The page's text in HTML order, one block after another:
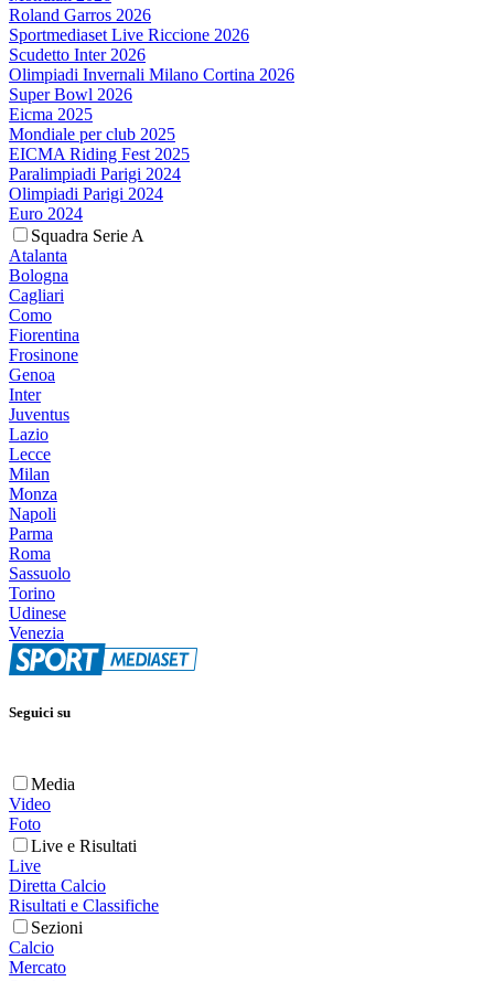
Roland Garros 2026
Sportmediaset Live Riccione 2026
Scudetto Inter 2026
Olimpiadi Invernali Milano Cortina 2026
Super Bowl 2026
Eicma 2025
Mondiale per club 2025
EICMA Riding Fest 2025
Paralimpiadi Parigi 2024
Olimpiadi Parigi 2024
Euro 2024
Squadra Serie A
Atalanta
Bologna
Cagliari
Como
Fiorentina
Frosinone
Genoa
Inter
Juventus
Lazio
Lecce
Milan
Monza
Napoli
Parma
Roma
Sassuolo
Torino
Udinese
Venezia
Seguici su
Media
Video
Foto
Live e Risultati
Live
Diretta Calcio
Risultati e Classifiche
Sezioni
Calcio
Mercato